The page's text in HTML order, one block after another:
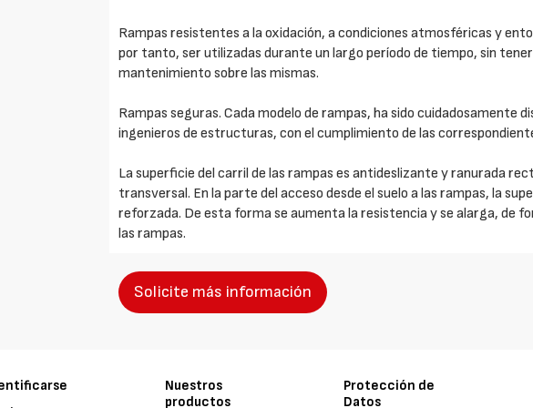
Rampas resistentes a la oxidación, a condiciones atmosféricas y
por tanto, ser utilizadas durante un largo período de tiempo, sin
mantenimiento sobre las mismas.
Rampas seguras. Cada modelo de rampas, ha sido cuidadosamente
ingenieros de estructuras, con el cumplimiento de las
La superficie del carril de las rampas es antideslizante y ranurada
transversal. En la parte del acceso desde el suelo a las rampas, la
reforzada. De esta forma se aumenta la resistencia y se alarga, de
las rampas.
Solicite más información
Nuestros
productos
Protección de
Datos